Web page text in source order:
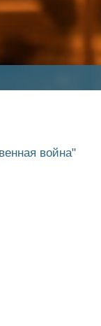
война"